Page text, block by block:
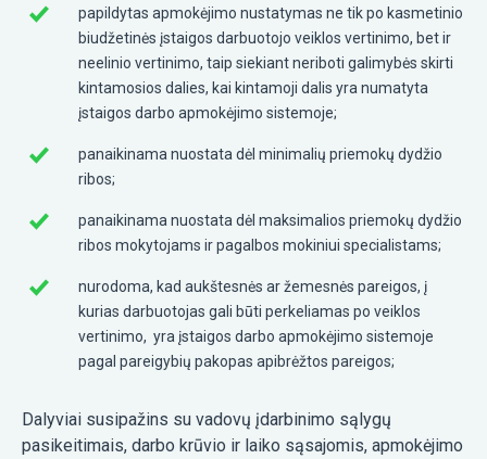
papildytas apmokėjimo nustatymas ne tik po kasmetinio
biudžetinės įstaigos darbuotojo veiklos vertinimo, bet ir
neelinio vertinimo, taip siekiant neriboti galimybės skirti
kintamosios dalies, kai kintamoji dalis yra numatyta
įstaigos darbo apmokėjimo sistemoje;
panaikinama nuostata dėl minimalių priemokų dydžio
ribos;
panaikinama nuostata dėl maksimalios priemokų dydžio
ribos mokytojams ir pagalbos mokiniui specialistams;
nurodoma, kad aukštesnės ar žemesnės pareigos, į
kurias darbuotojas gali būti perkeliamas po veiklos
vertinimo, yra įstaigos darbo apmokėjimo sistemoje
pagal pareigybių pakopas apibrėžtos pareigos;
Dalyviai susipažins su vadovų įdarbinimo sąlygų
pasikeitimais, darbo krūvio ir laiko sąsajomis, apmokėjimo